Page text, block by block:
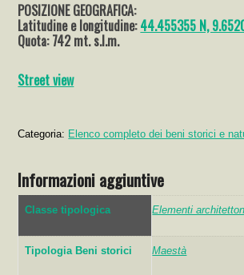
POSIZIONE GEOGRAFICA:
Latitudine e longitudine:44.455355 N,
Quota: 742 mt. s.l.m.
Street view
Categoria: Elenco completo dei beni storici e
Informazioni aggiuntive
Classe tipologica Elementi
Tipologia Beni storici Maestà